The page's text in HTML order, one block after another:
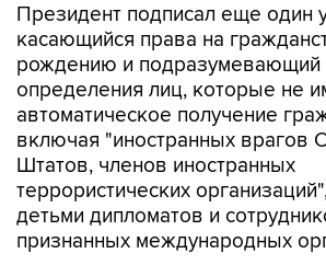
Президент подписал еще один
касающийся права на
рождению и подразумевающий
определения лиц, которые не
автоматическое получение
включая "иностранных врагов
Штатов, членов иностранных
террористических
детьми дипломатов и
признанных международных